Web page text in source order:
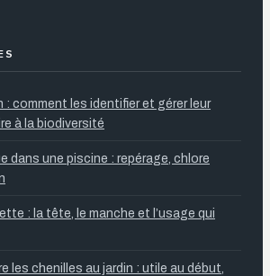
: comment les identifier et gérer leur
à la biodiversité
dans une piscine : repérage, chlore
: la tête, le manche et l’usage qui
les chenilles au jardin : utile au début,